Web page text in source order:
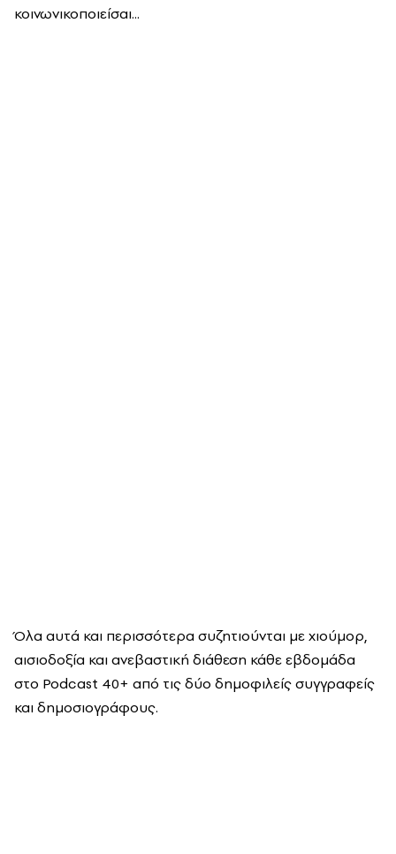
κοινωνικοποιείσαι...
Όλα αυτά και περισσότερα συζητιούνται με χιούμορ,
αισιοδοξία και ανεβαστική διάθεση κάθε εβδομάδα
στο Podcast 40+ από τις δύο δημοφιλείς συγγραφείς
και δημοσιογράφους.